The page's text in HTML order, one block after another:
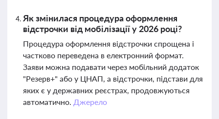
Як змінилася процедура оформлення
відстрочки від мобілізації у 2026 році?
Процедура оформлення відстрочки спрощена і
частково переведена в електронний формат.
Заяви можна подавати через мобільний додаток
"Резерв+" або у ЦНАП, а відстрочки, підстави для
яких є у державних реєстрах, продовжуються
автоматично. Джерело